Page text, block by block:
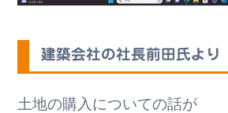
建築会社の社長前田氏より
土地の購入についての話が